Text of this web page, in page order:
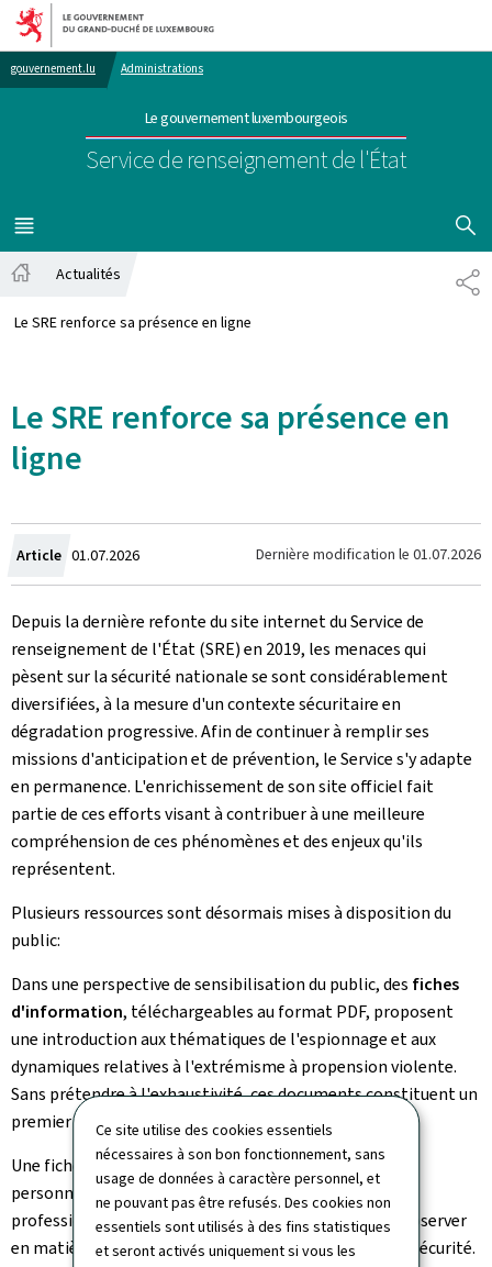
Ce site utilise des cookies essentiels
nécessaires à son bon fonctionnement, sans
usage de données à caractère personnel, et
ne pouvant pas être refusés. Des cookies non
essentiels sont utilisés à des fins statistiques
et seront activés uniquement si vous les
Aller au menu principal
Aller au contenu
gouvernement.lu Administrations
Le gouvernement luxembourgeois
Service de renseignement de l'État
MENU
PRINCIPAL
Actualités
Le SRE renforce sa présence en ligne
Le SRE renforce sa présence en
ligne
Article Crée
le
01.07.2026 Dernière modification le 01.07.2026
Depuis la dernière refonte du site internet du Service de
renseignement de l'État (SRE) en 2019, les menaces qui
pèsent sur la sécurité nationale se sont considérablement
diversifiées, à la mesure d'un contexte sécuritaire en
dégradation progressive. Afin de continuer à remplir ses
missions d'anticipation et de prévention, le Service s'y adapte
en permanence. L'enrichissement de son site officiel fait
partie de ces efforts visant à contribuer à une meilleure
compréhension de ces phénomènes et des enjeux qu'ils
représentent.
Plusieurs ressources sont désormais mises à disposition du
public:
Dans une perspective de sensibilisation du public, des fiches
d'information, téléchargeables au format PDF, proposent
une introduction aux thématiques de l'espionnage et aux
dynamiques relatives à l'extrémisme à propension violente.
Sans prétendre à l'exhaustivité, ces documents constituent un
premier point de référence sur des sujets complexes.
Une fiche d'information spécifiquement destinée aux
personnes amenées à effectuer des déplacements
professionnels à l'étranger traite des précautions à observer
en matière de protection de l'information et de cybersécurité.